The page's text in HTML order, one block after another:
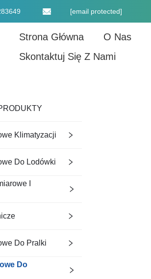
[email protected]
Strona Główna O Nas
Skontaktuj Się Z Nami
Klimatyzacji
Do Lodówki
I
Do Pralki
Do